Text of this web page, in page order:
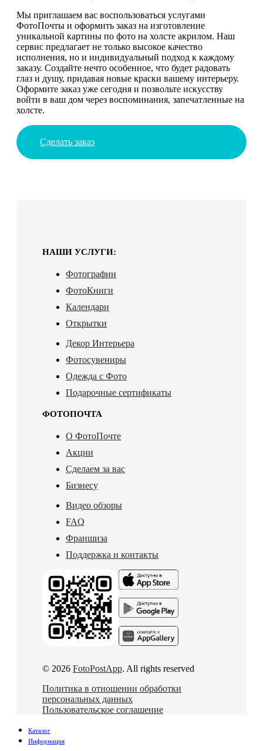
Мы приглашаем вас воспользоваться услугами
ФотоПочты и оформить заказ на изготовление
уникальной картины по фото на холсте акрилом. Наш
сервис предлагает не только высокое качество
исполнения, но и индивидуальный подход к каждому
заказу. Создайте нечто особенное, что будет радовать
глаз и душу, придавая новые краски вашему интерьеру.
Оформите заказ уже сегодня и позвольте искусству
войти в ваш дом через воспоминания, запечатленные на
холсте.
Сделать заказ
НАШИ УСЛУГИ:
Фотографии
ФотоКниги
Календари
Открытки
Декор Интерьера
Фотосувениры
Одежда с Фото
Подарочные сертификаты
ФОТОПОЧТА
О ФотоПочте
Акции
Сделаем за вас
Бизнесу
Видео обзоры
FAQ
Франшиза
Поддержка и контакты
© 2026 FotoPostApp. All rights reserved
Политика в отношении обработки
персональных данных
Пользовательское соглашение
Каталог
Информация